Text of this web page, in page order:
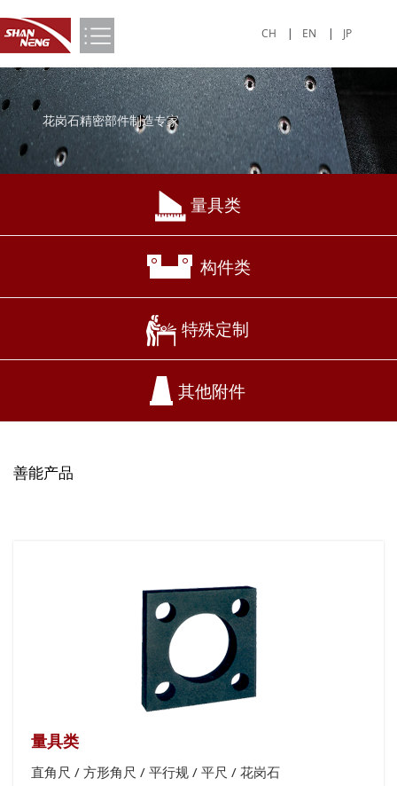
CH | EN | JP
花岗石精密部件制造专家
量具类
构件类
特殊定制
其他附件
善能产品
量具类
直角尺 / 方形角尺 / 平行规 / 平尺 / 花岗石